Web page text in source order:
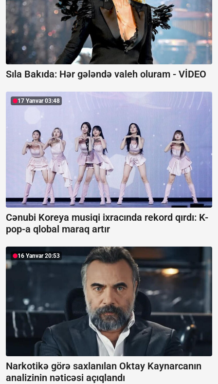
Sıla Bakıda: Hər gələndə valeh oluram - VİDEO
17 Yanvar 03:48
Cənubi Koreya musiqi ixracında rekord qırdı: K-
pop-a qlobal maraq artır
16 Yanvar 20:53
Narkotikə görə saxlanılan Oktay Kaynarcanın
analizinin nəticəsi açıqlandı